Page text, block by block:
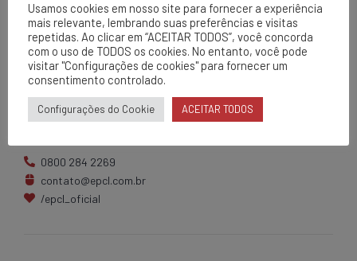
EPCL
Matriz
Av. Centenário, 1420
0800 284 2269
contato@epcl.com.br
/epcl_oficial
Usamos cookies em nosso site para fornecer a experiência
mais relevante, lembrando suas preferências e visitas
repetidas. Ao clicar em “ACEITAR TODOS”, você concorda
com o uso de TODOS os cookies. No entanto, você pode
visitar "Configurações de cookies" para fornecer um
consentimento controlado.
Configurações do Cookie ACEITAR TODOS